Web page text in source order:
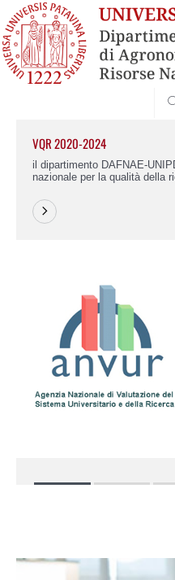
VQR 2020-2024
il dipartimento DAFNAE-
nazionale per la qualità della